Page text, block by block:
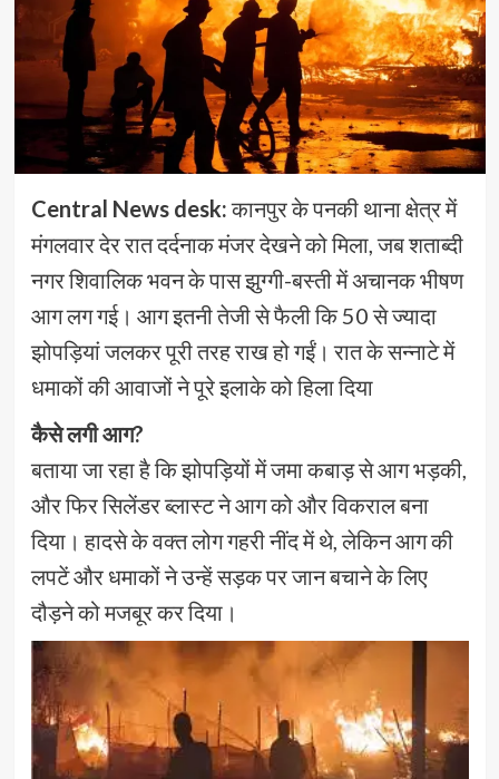
Central News desk:कानपुर के पनकी थाना क्षेत्र में
मंगलवार देर रात दर्दनाक मंजर देखने को मिला, जब शताब्दी
नगर शिवालिक भवन के पास झुग्गी-बस्ती में अचानक भीषण
आग लग गई। आग इतनी तेजी से फैली कि 50 से ज्यादा
झोपड़ियां जलकर पूरी तरह राख हो गईं। रात के सन्नाटे में
धमाकों की आवाजों ने पूरे इलाके को हिला दिया
कैसे लगी आग?
बताया जा रहा है कि झोपड़ियों में जमा कबाड़ से आग भड़की,
और फिर सिलेंडर ब्लास्ट ने आग को और विकराल बना
दिया। हादसे के वक्त लोग गहरी नींद में थे, लेकिन आग की
लपटें और धमाकों ने उन्हें सड़क पर जान बचाने के लिए
दौड़ने को मजबूर कर दिया।